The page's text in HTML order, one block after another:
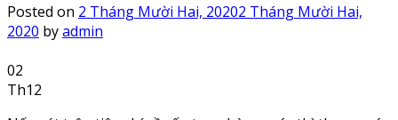
Posted on 2 Tháng Mười Hai, 20202 Tháng Mười Hai,
2020 byadmin
02
Th12